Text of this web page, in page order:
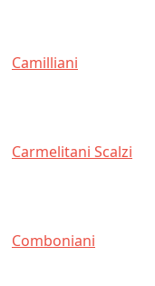
Camilliani
Carmelitani Scalzi
Comboniani